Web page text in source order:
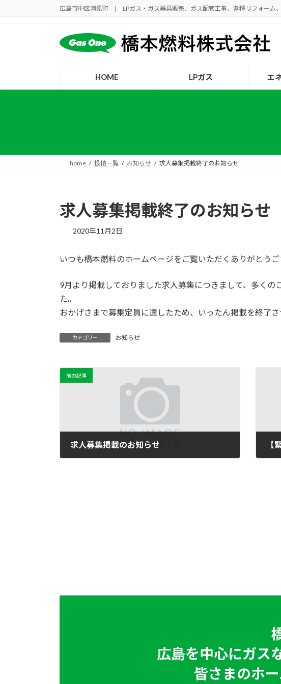
キ
に
広島市中区河原町 | LPガス・ガス器具販売、ガス配管工事、各種リフォーム
HOME LPガス エ
home 投稿一覧 お知らせ 求人募集掲載終了のお知らせ
求人募集掲載終了のお知らせ
2020年11月2日
いつも橋本燃料のホームページをご覧いただくありがとうご
9月より掲載しておりました求人募集につきまして、多くの
た。
おかげさまで募集定員に達したため、いったん掲載を終了さ
カテゴリー お知らせ
前の記事
求人募集掲載のお知らせ
広島を中心にガス
皆さまのホ